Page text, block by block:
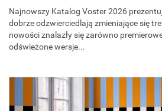
Najnowszy Katalog Voster 2026
dobrze odzwierciedlają zmieniające się
nowości znalazły się zarówno
odświeżone wersje...